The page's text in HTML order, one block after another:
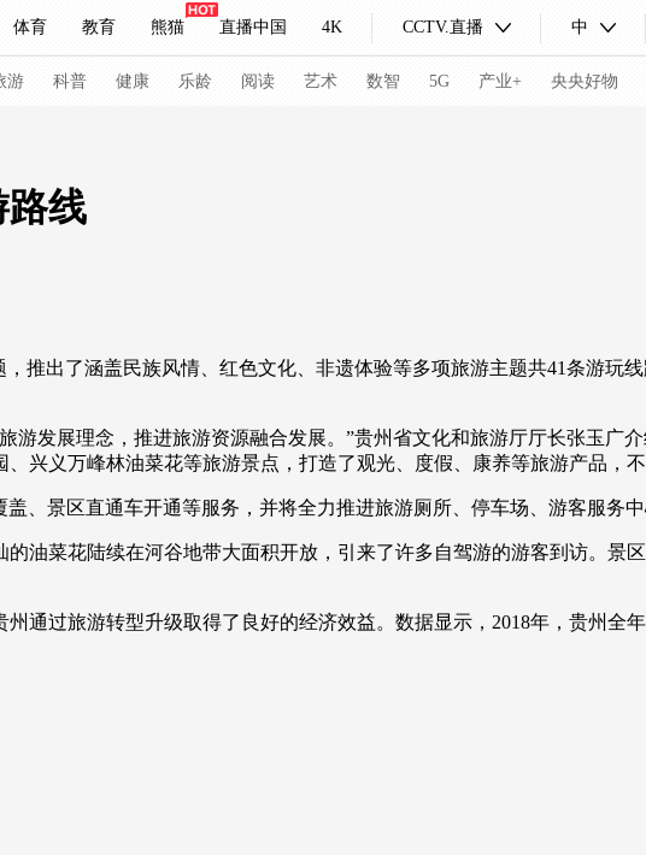
体育 教育 熊猫 直播中国 4K CCTV.直播 中
妙语 热解读 天天学习
持人 下载央视影音
游 科普 健康 乐龄 阅读 艺术 数智 5G 产业+ 央央好物
道 VR/AR 4K专区 全景新闻
会 CBA NBA 中超 国足 国际足球 网球 综合体育 亚
体育江湖 文化体育 冰雪道路 足球道路
云起 超级工厂 智敬中国 全民健康 颜选攻略 海洋 时尚 天气
路线
出了涵盖民族风情、红色文化、非遗体验等多项旅游主题共41条游玩
展理念，推进旅游资源融合发展。”贵州省文化和旅游厅厅长张玉广
兴义万峰林油菜花等旅游景点，打造了观光、度假、康养等旅游产品，
景区直通车开通等服务，并将全力推进旅游厕所、停车场、游客服务中
菜花陆续在河谷地带大面积开放，引来了许多自驾游的游客到访。景
过旅游转型升级取得了良好的经济效益。数据显示，2018年，贵州全年